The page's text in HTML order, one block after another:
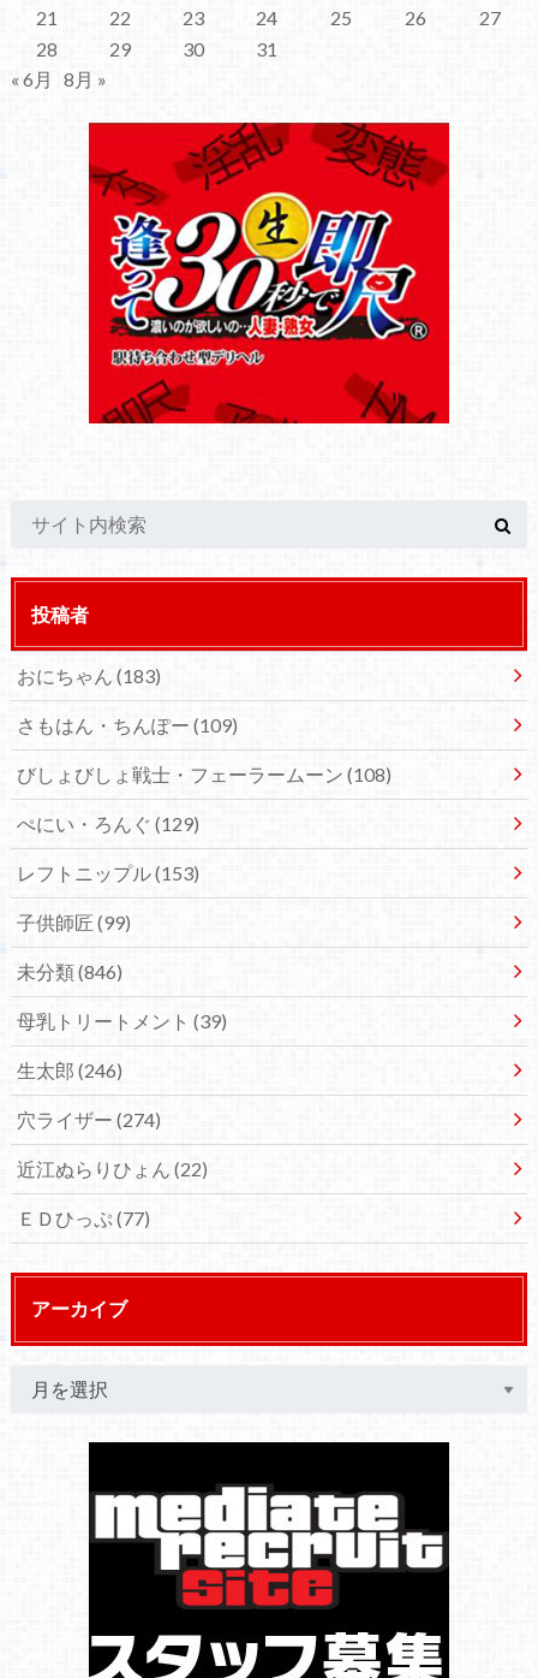
21
22 23 24 25 26
27
28
29 30
31
« 6月
8月 »
投稿者
おにちゃん (183)
さもはん・ちんぽー (109)
びしょびしょ戦士・フェーラームーン (108)
ぺにい・ろんぐ (129)
レフトニップル(153)
子供師匠 (99)
未分類(846)
母乳トリートメント (39)
生太郎 (246)
穴ライザー (274)
近江ぬらりひょん (22)
ＥＤひっぷ (77)
アーカイブ